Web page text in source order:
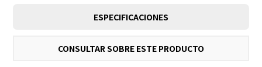
ESPECIFICACIONES
CONSULTAR SOBRE ESTE PRODUCTO